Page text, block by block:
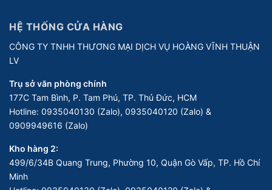
HỆ THỐNG CỬA HÀNG
CÔNG TY TNHH THƯƠNG MẠI DỊCH VỤ HOÀNG VĨNH THUẬN
LV
Trụ sở văn phòng chính
177C Tam Bình, P. Tam Phú, TP. Thủ Đức, HCM
Hotline: 0935040130 (Zalo), 0935040120 (Zalo) &
0909949616 (Zalo)
Kho hàng 2:
499/6/34B Quang Trung, Phường 10, Quận Gò Vấp, TP. Hồ Chí
Minh